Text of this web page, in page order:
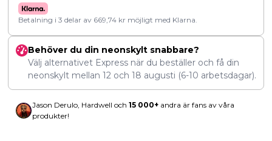
Betalning i 3 delar av 669,74 kr möjligt med Klarna.
Behöver du din neonskylt snabbare?
Välj alternativet Express när du beställer och få din
neonskylt mellan 12 och 18 augusti (6-10 arbetsdagar).
Jason Derulo, Hardwell och 15 000+ andra är fans av våra
produkter!